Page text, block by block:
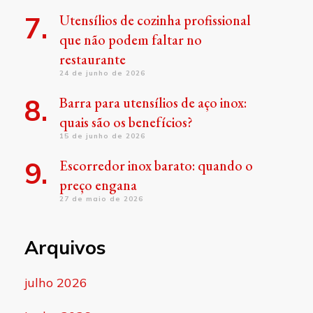
Utensílios de cozinha profissional
que não podem faltar no
restaurante
24 de junho de 2026
Barra para utensílios de aço inox:
quais são os benefícios?
15 de junho de 2026
Escorredor inox barato: quando o
preço engana
27 de maio de 2026
Arquivos
julho 2026